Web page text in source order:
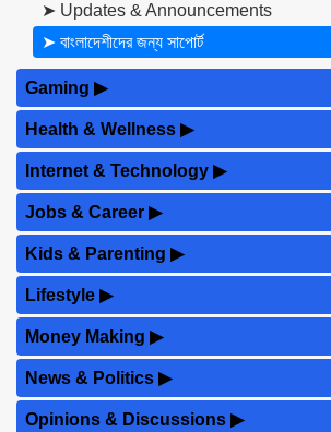
➤ Updates & Announcements
➤ বাংলাদেশীদের জন্য সাপোর্ট
Gaming ▶
Health & Wellness ▶
Internet & Technology ▶
Jobs & Career ▶
Kids & Parenting ▶
Lifestyle ▶
Money Making ▶
News & Politics ▶
Opinions & Discussions ▶